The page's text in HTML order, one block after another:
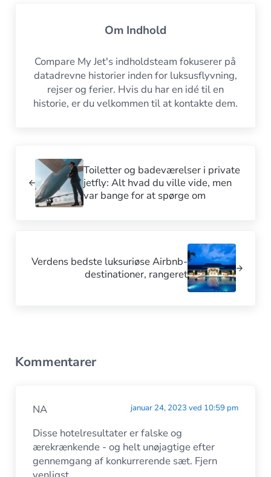
Om Indhold
Compare My Jet's indholdsteam fokuserer på
datadrevne historier inden for luksusflyvning,
rejser og ferier. Hvis du har en idé til en
historie, er du velkommen til at kontakte dem.
Toiletter og badeværelser i private
jetfly: Alt hvad du ville vide, men
var bange for at spørge om
Verdens bedste luksuriøse Airbnb-
destinationer, rangeret
Kommentarer
NA januar 24, 2023 ved 10:59 pm
Disse hotelresultater er falske og
ærekrænkende - og helt unøjagtige efter
gennemgang af konkurrerende sæt. Fjern